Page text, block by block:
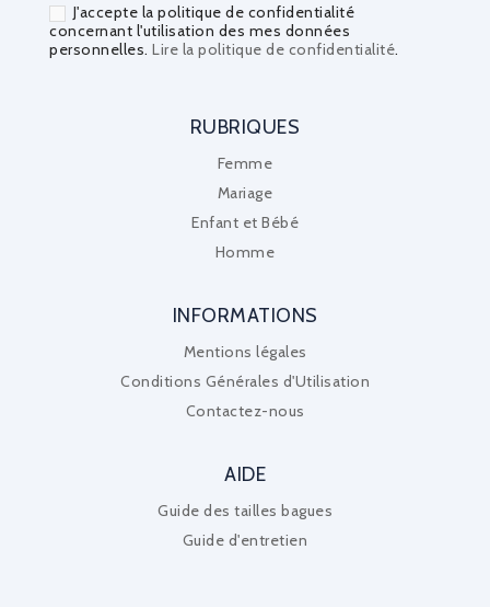
J'accepte la politique de confidentialité
concernant l'utilisation des mes données
personnelles. Lire la politique de confidentialité.
RUBRIQUES
Femme
Mariage
Enfant et Bébé
Homme
INFORMATIONS
Mentions légales
Conditions Générales d'Utilisation
Contactez-nous
AIDE
Guide des tailles bagues
Guide d'entretien